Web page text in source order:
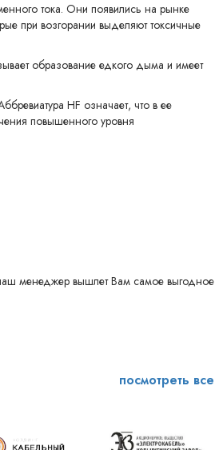
тока. Они появились на рынке
при возгорании выделяют токсичные
образование едкого дыма и имеет
HF означает, что в ее
повышенного уровня
наш менеджер вышлет Вам самое выгодное
посмотреть все